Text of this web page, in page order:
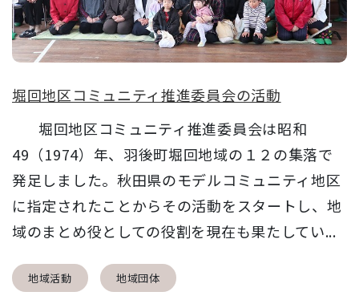
堀回地区コミュニティ推進委員会の活動
堀回地区コミュニティ推進委員会は昭和
49（1974）年、羽後町堀回地域の１２の集落で
発足しました。秋田県のモデルコミュニティ地区
に指定されたことからその活動をスタートし、地
域のまとめ役としての役割を現在も果たしてい...
地域活動 地域団体